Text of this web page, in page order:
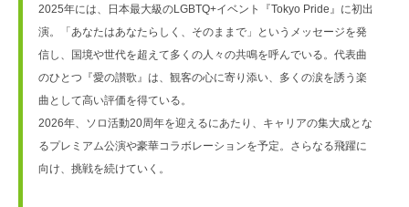
2025年には、日本最大級のLGBTQ+イベント『Tokyo Pride』に初出
演。「あなたはあなたらしく、そのままで」というメッセージを発
信し、国境や世代を超えて多くの人々の共鳴を呼んでいる。代表曲
のひとつ『愛の讃歌』は、観客の心に寄り添い、多くの涙を誘う楽
曲として高い評価を得ている。
2026年、ソロ活動20周年を迎えるにあたり、キャリアの集大成とな
るプレミアム公演や豪華コラボレーションを予定。さらなる飛躍に
向け、挑戦を続けていく。